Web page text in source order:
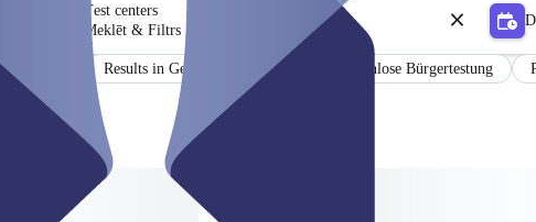
Test centers
Meklēt & Filtrs
Certificate Results in German and English Kostenlose Bürgertestung